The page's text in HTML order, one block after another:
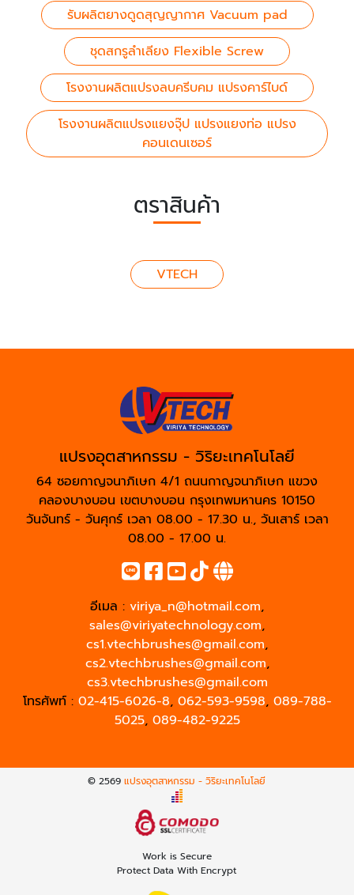
รับผลิตยางดูดสุญญากาศ Vacuum pad
ชุดสกรูลำเลียง Flexible Screw
โรงงานผลิตแปรงลบครีบคม แปรงคาร์ไบด์
โรงงานผลิตแปรงแยงจุ๊ป แปรงแยงท่อ แปรง
คอนเดนเซอร์
ตราสินค้า
VTECH
แปรงอุตสาหกรรม - วิริยะเทคโนโลยี
64 ซอยกาญจนาภิเษก 4/1 ถนนกาญจนาภิเษก แขวง
คลองบางบอน เขตบางบอน กรุงเทพมหานคร 10150
วันจันทร์ - วันศุกร์ เวลา 08.00 - 17.30 น., วันเสาร์ เวลา
08.00 - 17.00 น.
อีเมล : viriya_n@hotmail.com,
sales@viriyatechnology.com,
cs1.vtechbrushes@gmail.com,
cs2.vtechbrushes@gmail.com,
cs3.vtechbrushes@gmail.com
โทรศัพท์ : 02-415-6026-8, 062-593-9598, 089-788-
5025, 089-482-9225
© 2569แปรงอุตสาหกรรม - วิริยะเทคโนโลยี
Work is Secure
Protect Data With Encrypt